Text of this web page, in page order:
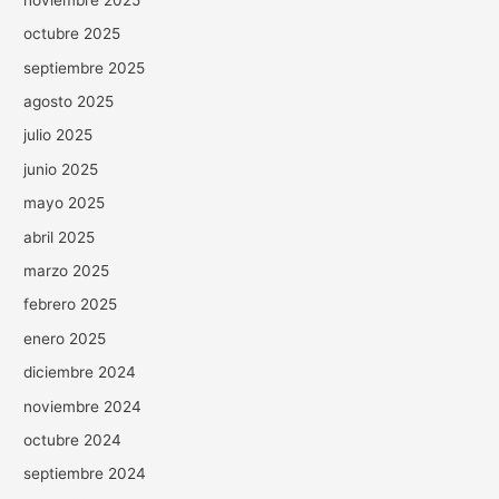
octubre 2025
septiembre 2025
agosto 2025
julio 2025
junio 2025
mayo 2025
abril 2025
marzo 2025
febrero 2025
enero 2025
diciembre 2024
noviembre 2024
octubre 2024
septiembre 2024